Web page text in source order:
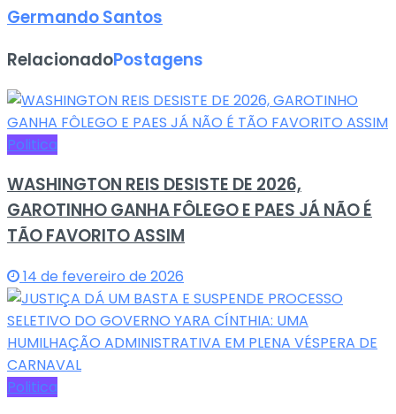
Germando Santos
RelacionadoPostagens
Politica
WASHINGTON REIS DESISTE DE 2026,
GAROTINHO GANHA FÔLEGO E PAES JÁ NÃO É
TÃO FAVORITO ASSIM
14 de fevereiro de 2026
Politica